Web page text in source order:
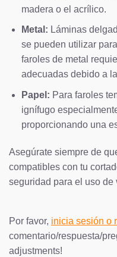
madera o el acrílico.
Metal: Láminas
se pueden utilizar
faroles de metal
adecuadas debido a
Papel: Para faroles
ignífugo
proporcionando una
Asegúrate siempre de
compatibles con tu
seguridad para el uso de
Por favor, inicia sesión o
comentario/respuesta/
adjustments!